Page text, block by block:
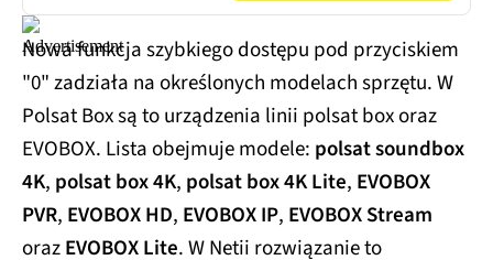
Nowa funkcja szybkiego dostępu pod przyciskiem
"0" zadziała na określonych modelach sprzętu. W
Polsat Box są to urządzenia linii polsat box oraz
EVOBOX. Lista obejmuje modele: polsat soundbox
4K, polsat box 4K, polsat box 4K Lite, EVOBOX
PVR, EVOBOX HD, EVOBOX IP, EVOBOX Stream
orazEVOBOX Lite. W Netii rozwiązanie to